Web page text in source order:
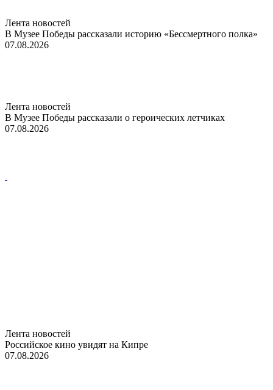
Лента новостей
В Музее Победы рассказали историю «Бессмертного полка»
07.08.2026
Лента новостей
В Музее Победы рассказали о героических летчиках
07.08.2026
Лента новостей
Российское кино увидят на Кипре
07.08.2026